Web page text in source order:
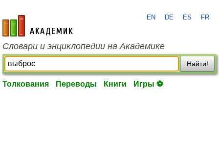
academic.ru
EN DE ES FR
Словари и энциклопедии на Академике
Найти!
Толкования Переводы Книги Игры ⚽